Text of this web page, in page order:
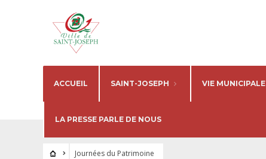
ACCUEIL SAINT-JOSEPH VIE MUNICIPALE
LA PRESSE PARLE DE NOUS
Journées du Patrimoine